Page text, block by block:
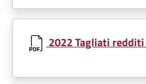
Document
2022 Tagliati redditi